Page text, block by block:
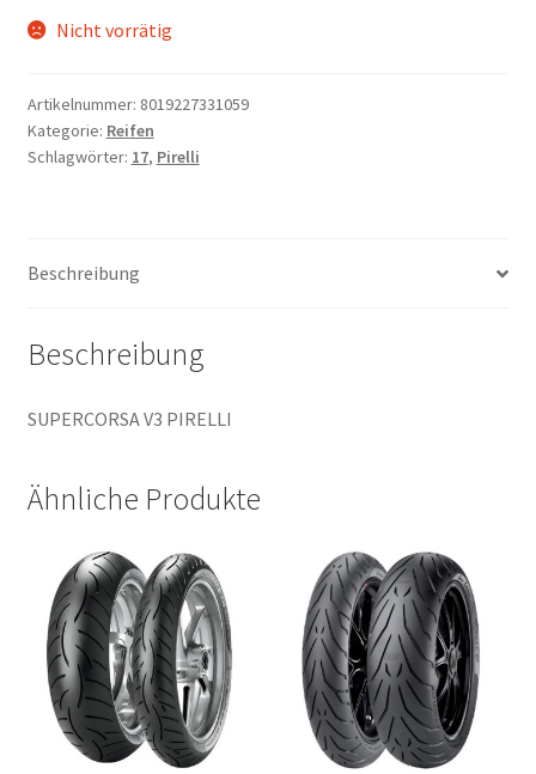
Nicht vorrätig
Artikelnummer: 8019227331059
Kategorie: Reifen
Schlagwörter: 17, Pirelli
Beschreibung
Beschreibung
SUPERCORSA V3 PIRELLI
Ähnliche Produkte